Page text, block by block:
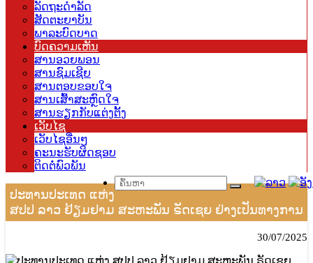
ລັດຖະດຳລັດ
ສັດຕະຍາບັນ
ພາລະບົດບາດ
ບົດຄວາມເຫັນ
ສານອວຍພອນ
ສານຊົມເຊີຍ
ສານຕອບຂອບໃຈ
ສານເສົ້າສະຫຼົດໃຈ
ສານຮຽກກັບແຕ່ງຕັ້ງ
ເວັບໄຊ
ເວັບໄຊອື່ນໆ
ຄະນະຮັບຜິດຊອບ
ຕິດຕໍ່ພົວພັນ
ປະທານປະເທດ ແຫ່ງ
ສປປ ລາວ ຢ້ຽມຢາມ ສະຫະພັນ ຣັດເຊຍ ຢ່າງເປັນທາງການ
30/07/2025